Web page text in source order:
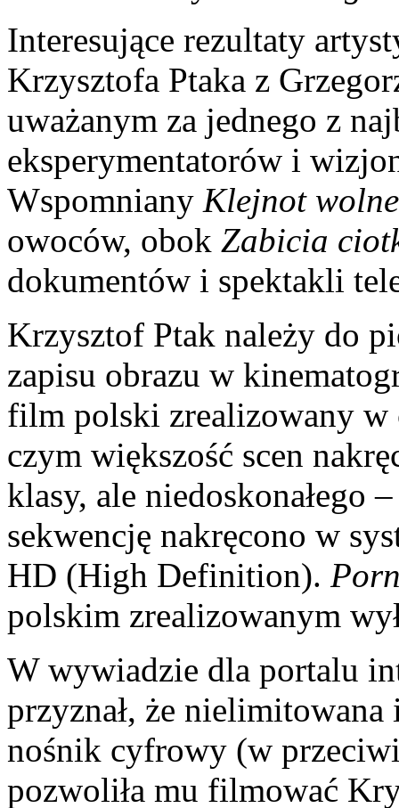
Interesujące rezultaty
Krzysztofa Ptaka z
uważanym za jednego z
eksperymentatorów i
Wspomniany Klejnot
owoców, obok Zabicia
dokumentów i spektakli
Krzysztof Ptak należy do
zapisu obrazu w
film polski zrealizowany w
czym większość scen
klasy, ale niedoskonałego
sekwencję nakręcono w
HD (High Definition).
polskim zrealizowanym
W wywiadzie dla portalu
przyznał, że nielimitowana
nośnik cyfrowy (w
pozwoliła mu filmować